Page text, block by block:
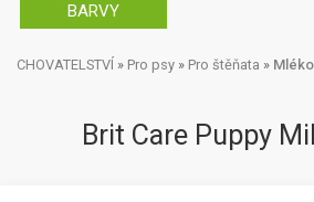
BARVY
CHOVATELSTVÍ » Pro psy » Pro štěňata »
Brit Care Puppy